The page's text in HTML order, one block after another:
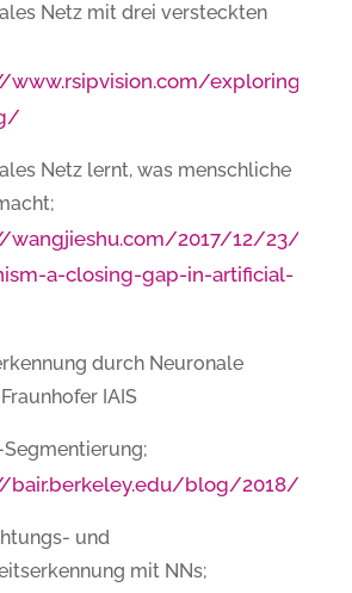
Netz mit drei versteckten
www.rsipvision.com/exploring-
Netz lernt, was menschliche
wangjieshu.com/2017/12/23/
a-closing-gap-in-artificial-
durch Neuronale
IAIS
bair.berkeley.edu/blog/2018/05/
und
mit NNs;